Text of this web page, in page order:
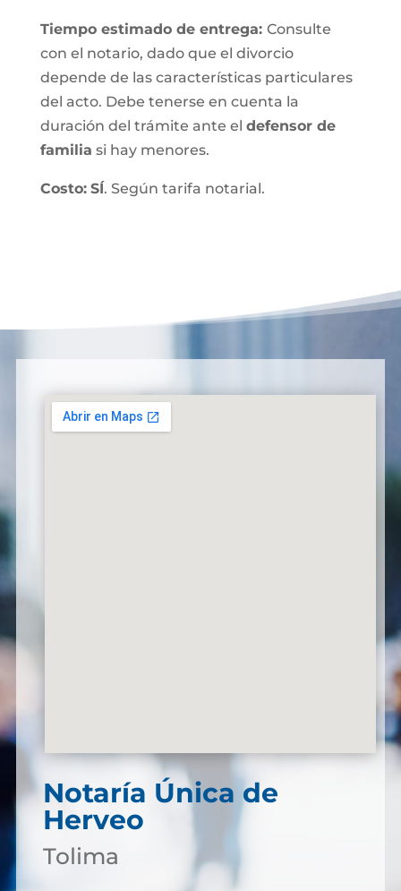
Tiempo estimado de entrega: Consulte
con el notario, dado que el divorcio
depende de las características particulares
del acto. Debe tenerse en cuenta la
duración del trámite ante el defensor de
familia si hay menores.
Costo: SÍ. Según tarifa notarial.
Notaría Única de
Herveo
Tolima